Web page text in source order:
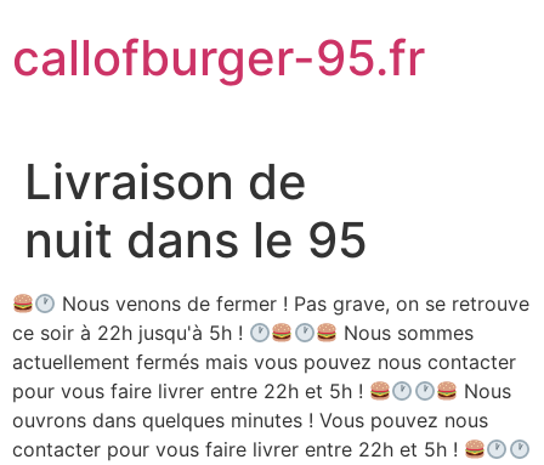
contenu
callofburger-95.fr
Livraison de
nuit dans le 95
Nous venons de fermer ! Pas grave, on se retrouve
ce soir à 22h jusqu'à 5h !
Nous sommes
actuellement fermés mais vous pouvez nous contacter
pour vous faire livrer entre 22h et 5h !
Nous
ouvrons dans quelques minutes ! Vous pouvez nous
contacter pour vous faire livrer entre 22h et 5h !